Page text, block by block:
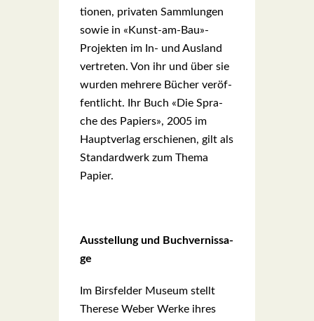
tio­nen, pri­va­ten Samm­lun­gen
sowie in «Kunst-am-Bau»-
Projekten im In- und Aus­land
ver­tre­ten. Von ihr und über sie
wur­den meh­re­re Bücher ver­öf­
fent­licht. Ihr Buch «Die Spra­
che des Papiers», 2005 im
Haupt­ver­lag erschie­nen, gilt als
Stan­dard­werk zum The­ma
Papier.
Aus­stel­lung und Buch­ver­nis­sa­
ge
Im Birs­fel­der Muse­um stellt
The­re­se Weber Wer­ke ihres